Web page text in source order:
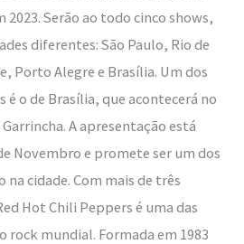
Serão ao todo cinco shows,
diferentes: São Paulo, Rio de
Porto Alegre e Brasília. Um dos
é o de Brasília, que acontecerá no
A apresentação está
Novembro e promete ser um dos
na cidade. Com mais de três
Hot Chili Peppers é uma das
rock mundial. Formada em 1983